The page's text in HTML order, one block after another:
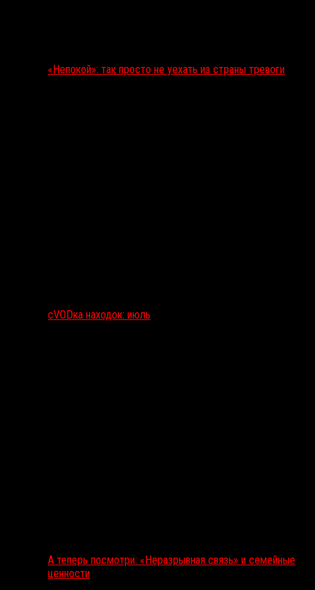
«Непокой»: так просто не уехать из страны тревоги
сVODка находок: июль
А теперь посмотри: «Неразрывная связь» и семейные
ценности